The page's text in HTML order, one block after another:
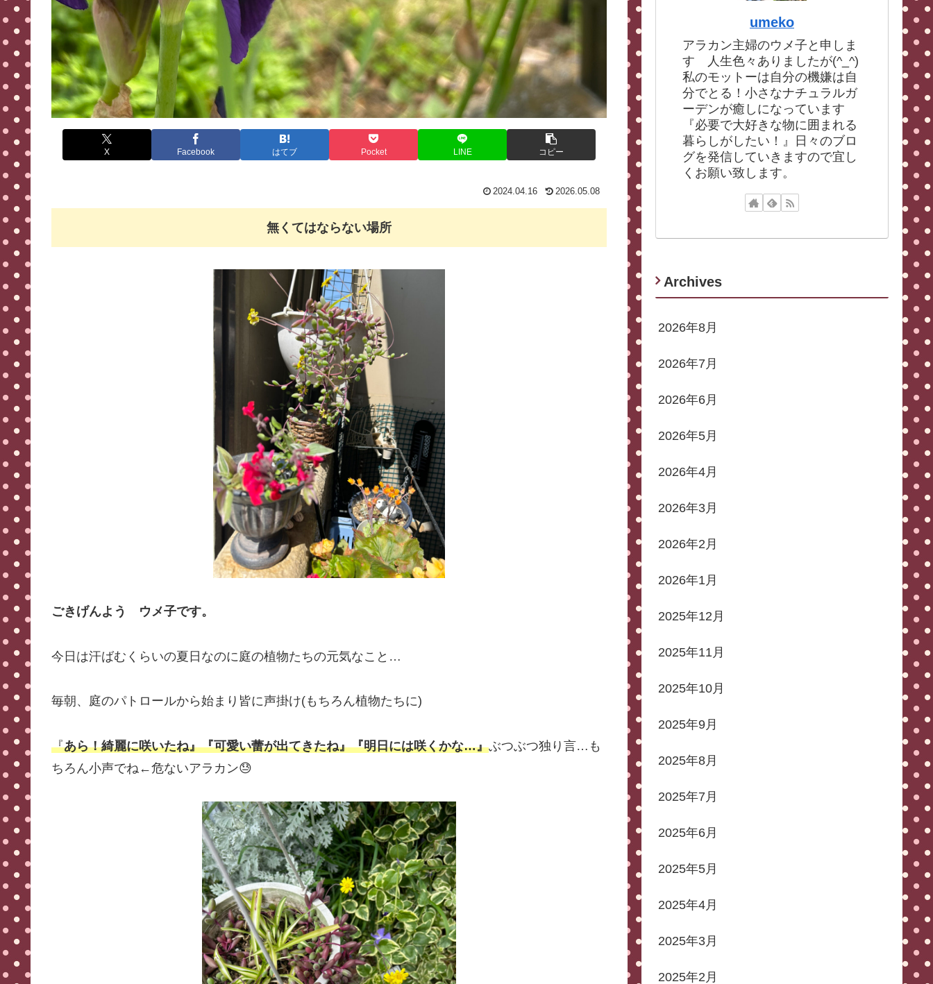
X Facebook はてブ Pocket LINE コピー
2024.04.16 2026.05.08
無くてはならない場所
ごきげんよう ウメ子です。
今日は汗ばむくらいの夏日なのに庭の植物たちの元気なこと…
毎朝、庭のパトロールから始まり皆に声掛け(もちろん植物たちに)
『あら！綺麗に咲いたね』『可愛い蕾が出てきたね』『明日には咲くかな…』ぶつぶつ独り言…も
ちろん小声でね←危ないアラカン😓
umeko
アラカン主婦のウメ子と申しま
す 人生色々ありましたが(^_^)
私のモットーは自分の機嫌は自
分でとる！小さなナチュラルガ
ーデンが癒しになっています
『必要で大好きな物に囲まれる
暮らしがしたい！』日々のブロ
グを発信していきますので宜し
くお願い致します。
Archives
2026年8月
2026年7月
2026年6月
2026年5月
2026年4月
2026年3月
2026年2月
2026年1月
2025年12月
2025年11月
2025年10月
2025年9月
2025年8月
2025年7月
2025年6月
2025年5月
2025年4月
2025年3月
2025年2月